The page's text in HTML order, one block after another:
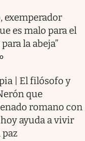
exemperador
es malo para el
la abeja”
| El filósofo y
que
romano con
ayuda a vivir
paz